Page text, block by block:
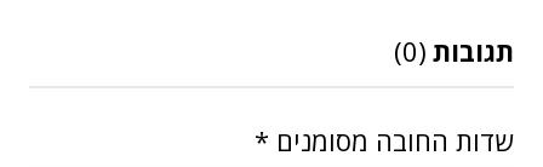
תגובות (0)
שדות החובה מסומנים *